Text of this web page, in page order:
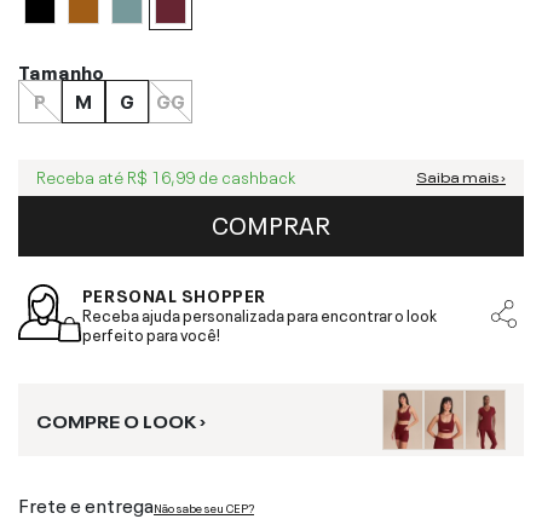
Tamanho
P
M G GG
Receba até R$ 16,99 de cashback Saiba mais ›
COMPRAR
PERSONAL SHOPPER
Receba ajuda personalizada para encontrar o look
perfeito para você!
COMPRE O LOOK ›
Frete e entregaNão sabe seu CEP?